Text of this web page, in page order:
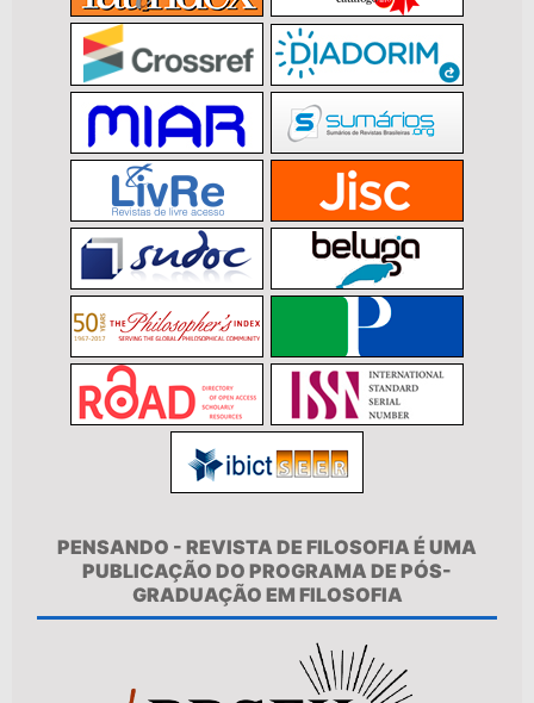
PENSANDO - REVISTA DE FILOSOFIA É UMA
PUBLICAÇÃO DO PROGRAMA DE PÓS-
GRADUAÇÃO EM FILOSOFIA